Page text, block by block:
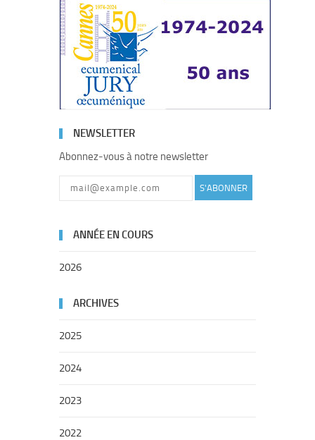
NEWSLETTER
Abonnez-vous à notre newsletter
S'ABONNER
ANNÉE EN COURS
2026
ARCHIVES
2025
2024
2023
2022